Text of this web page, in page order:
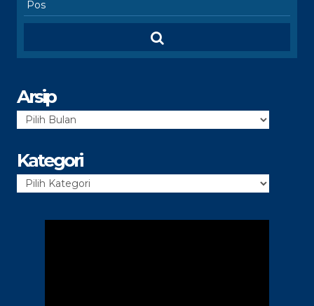
Arsip
Arsip
Kategori
Kategori